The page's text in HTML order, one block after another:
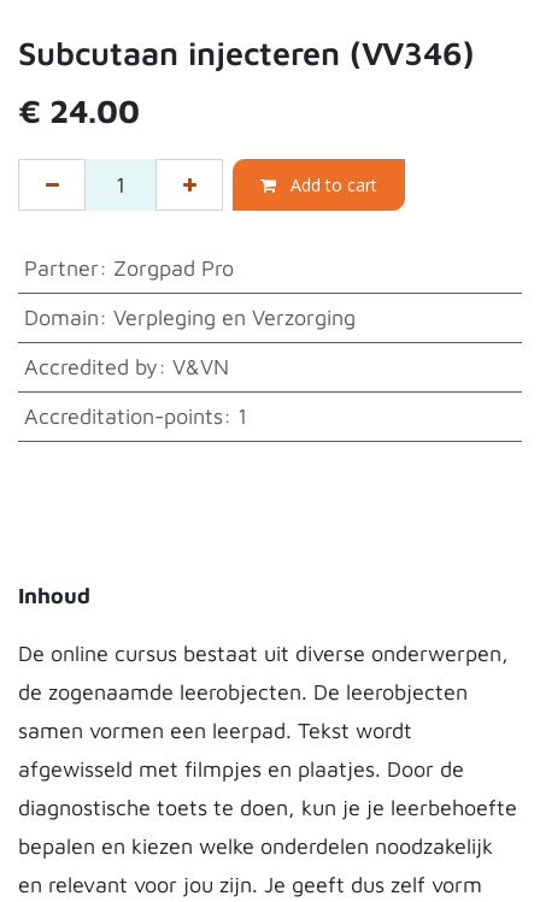
Subcutaan injecteren (VV346)
€ 24.00
Add to cart
Partner: Zorgpad Pro
Domain: Verpleging en Verzorging
Accredited by: V&VN
Accreditation-points: 1
Inhoud
De online cursus bestaat uit diverse onderwerpen,
de zogenaamde leerobjecten. De leerobjecten
samen vormen een leerpad. Tekst wordt
afgewisseld met filmpjes en plaatjes. Door de
diagnostische toets te doen, kun je je leerbehoefte
bepalen en kiezen welke onderdelen noodzakelijk
en relevant voor jou zijn. Je geeft dus zelf vorm